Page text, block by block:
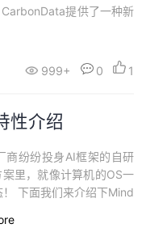
提供了一种新
上更接近，从而提升CP
999+ 0 1
性介绍
商纷纷投身AI框架的自研
里，就像计算机的OS一
下面我们来介绍下Mind